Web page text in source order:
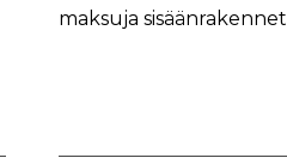
maksuja